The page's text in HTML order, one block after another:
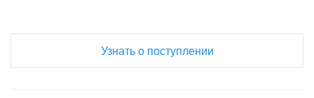
Узнать о поступлении